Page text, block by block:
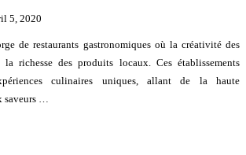
5, 2020
de restaurants gastronomiques où la créativité des
la richesse des produits locaux. Ces établissements
culinaires uniques, allant de la haute
saveurs …